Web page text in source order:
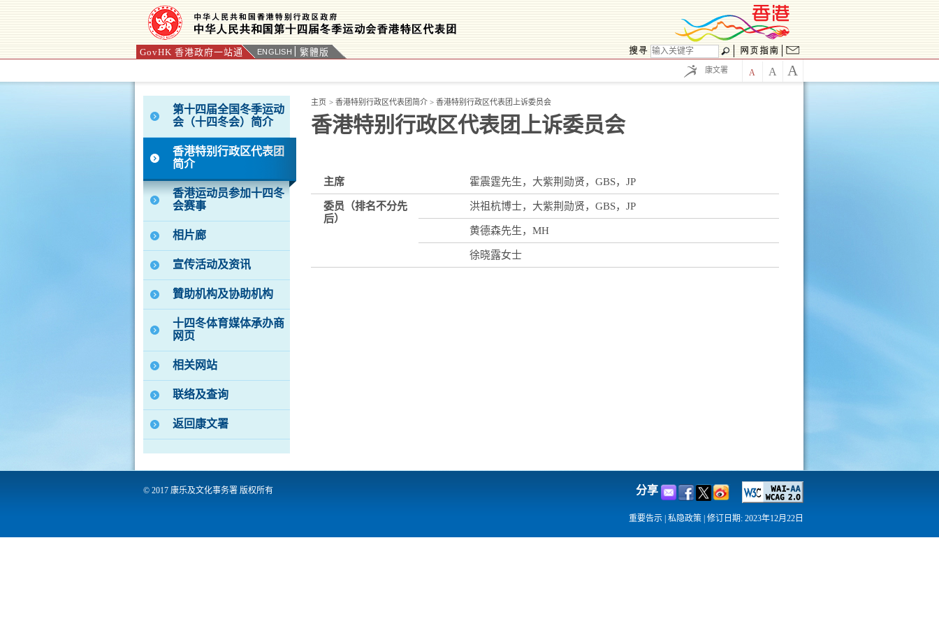
GovHK 香港政府一站通 ENGLISH 繁體版
康文署 A A A
按“Tab”进入菜单
第十四届全国冬季运动
会（十四冬会）简介
香港特别行政区代表团
简介
香港运动员参加十四冬
会赛事
相片廊
宣传活动及资讯
贊助机构及协助机构
十四冬体育媒体承办商
网页
相关网站
联络及查询
返回康文署
主页 > 香港特别行政区代表团简介 > 香港特别行政区代表团上诉委员会
香港特别行政区代表团上诉委员会
主席 霍震霆先生，大紫荆勋贤，GBS，JP
委员（排名不分先
后）
洪祖杭博士，大紫荆勋贤，GBS，JP
黄德森先生，MH
徐晓露女士
© 2017 康乐及文化事务署 版权所有 分享
重要告示| 私隐政策| 修订日期: 2023年12月22日